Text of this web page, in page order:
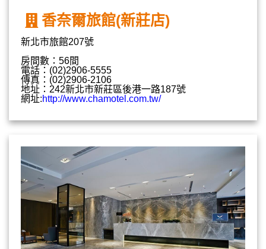
香奈爾旅館(新莊店)
新北市旅館207號
房間數：56間
電話：(02)2906-5555
傳真：(02)2906-2106
地址：242新北市新莊區後港一路187號
網址:http://www.chamotel.com.tw/